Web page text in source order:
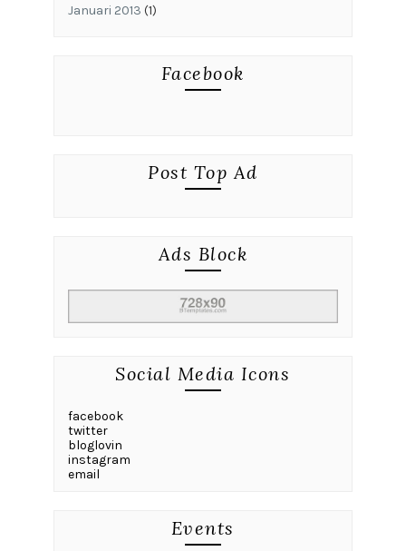
Januari 2013 (1)
Facebook
Post Top Ad
Ads Block
Social Media Icons
facebook
twitter
bloglovin
instagram
email
Events